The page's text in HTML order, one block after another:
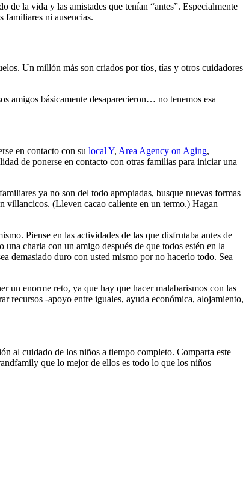
de la vida y las amistades que tenían “antes”. Especialmente
familiares ni ausencias.
Un millón más son criados por tíos, tías y otros cuidadores
amigos básicamente desaparecieron… no tenemos esa
en contacto con su local Y, Area Agency on Aging,
de ponerse en contacto con otras familias para iniciar una
ya no son del todo apropiadas, busque nuevas formas
villancicos. (Lleven cacao caliente en un termo.) Hagan
Piense en las actividades de las que disfrutaba antes de
charla con un amigo después de que todos estén en la
demasiado duro con usted mismo por no hacerlo todo. Sea
un enorme reto, ya que hay que hacer malabarismos con las
recursos -apoyo entre iguales, ayuda económica, alojamiento,
al cuidado de los niños a tiempo completo. Comparta este
que lo mejor de ellos es todo lo que los niños